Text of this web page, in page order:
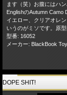
ます（笑）お腹にはハ
EnglishのAutumn
イエロー、クリアオレ
いうのがミソです。原
型番: 16052
メーカー: BlackBook Toy
DOPE SHIT!